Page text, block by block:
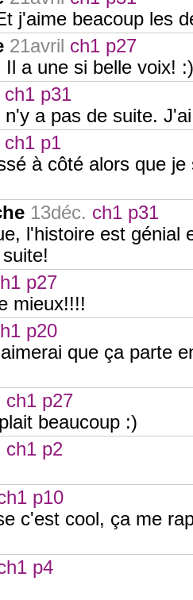
j'aime beacoup les
21avril ch1 p27
a une si belle voix! :)
ch1 p31
n'y a pas de suite.
ch1 p1
à côté alors que
13déc. ch1 p31
l'histoire est génial
p27
mieux!!!!
p20
que ça parte
ch1 p27
beaucoup :)
ch1 p2
p10
c'est cool, ça me
p4